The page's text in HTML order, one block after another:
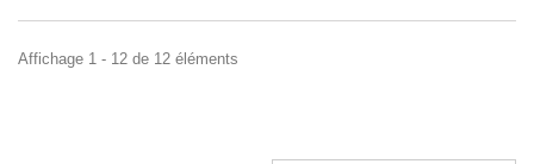
Affichage 1 - 12 de 12 éléments